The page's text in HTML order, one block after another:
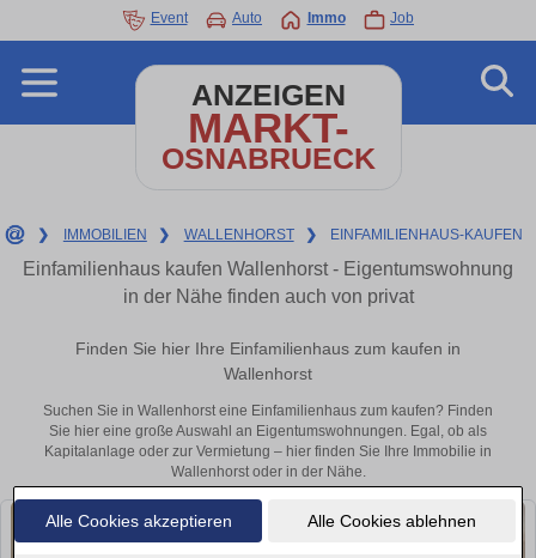
Alle Cookies akzeptieren Alle Cookies ablehnen
Event Auto Immo Job
ANZEIGEN
MARKT-
OSNABRUECK
❯ IMMOBILIEN ❯ WALLENHORST ❯ EINFAMILIENHAUS-KAUFEN
Einfamilienhaus kaufen Wallenhorst - Eigentumswohnung
in der Nähe finden auch von privat
Finden Sie hier Ihre Einfamilienhaus zum kaufen in
Wallenhorst
Suchen Sie in Wallenhorst eine Einfamilienhaus zum kaufen? Finden
Sie hier eine große Auswahl an Eigentumswohnungen. Egal, ob als
Kapitalanlage oder zur Vermietung – hier finden Sie Ihre Immobilie in
Wallenhorst oder in der Nähe.